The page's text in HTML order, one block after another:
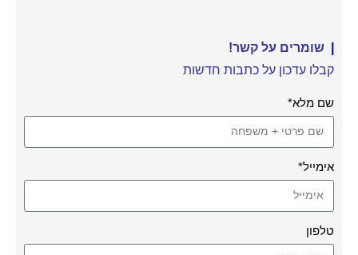
שומרים על קשר!
קבלו עדכון על כתבות חדשות
שם מלא*
אימייל*
טלפון